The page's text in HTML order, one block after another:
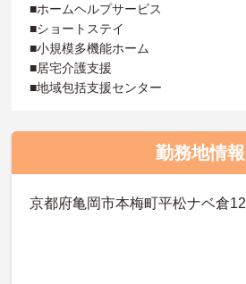
■ホームヘルプサービス
■ショートステイ
■小規模多機能ホーム
■居宅介護支援
■地域包括支援センター
勤務地情報
京都府亀岡市本梅町平松ナベ倉12